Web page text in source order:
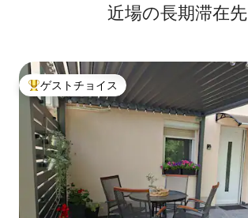
近場の長期滞在先
大好評のゲストチョイスです。
ゲストチョイス